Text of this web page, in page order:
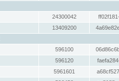
24300042
13409200
596100
596120
5961601